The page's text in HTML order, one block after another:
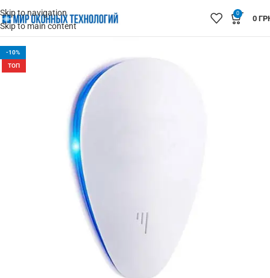
Skip to navigation
Skip to main content
0
0
-10%
ТОП